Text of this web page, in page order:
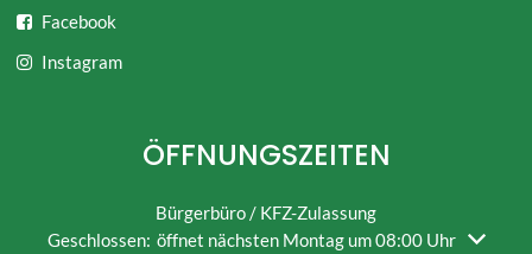
Facebook
Instagram
ÖFFNUNGSZEITEN
Bürgerbüro / KFZ-Zulassung
Klicken, um weitere Öffnungs- oder Schließzeiten
Geschlossen: öffnet nächsten Montag um 08:00 Uhr